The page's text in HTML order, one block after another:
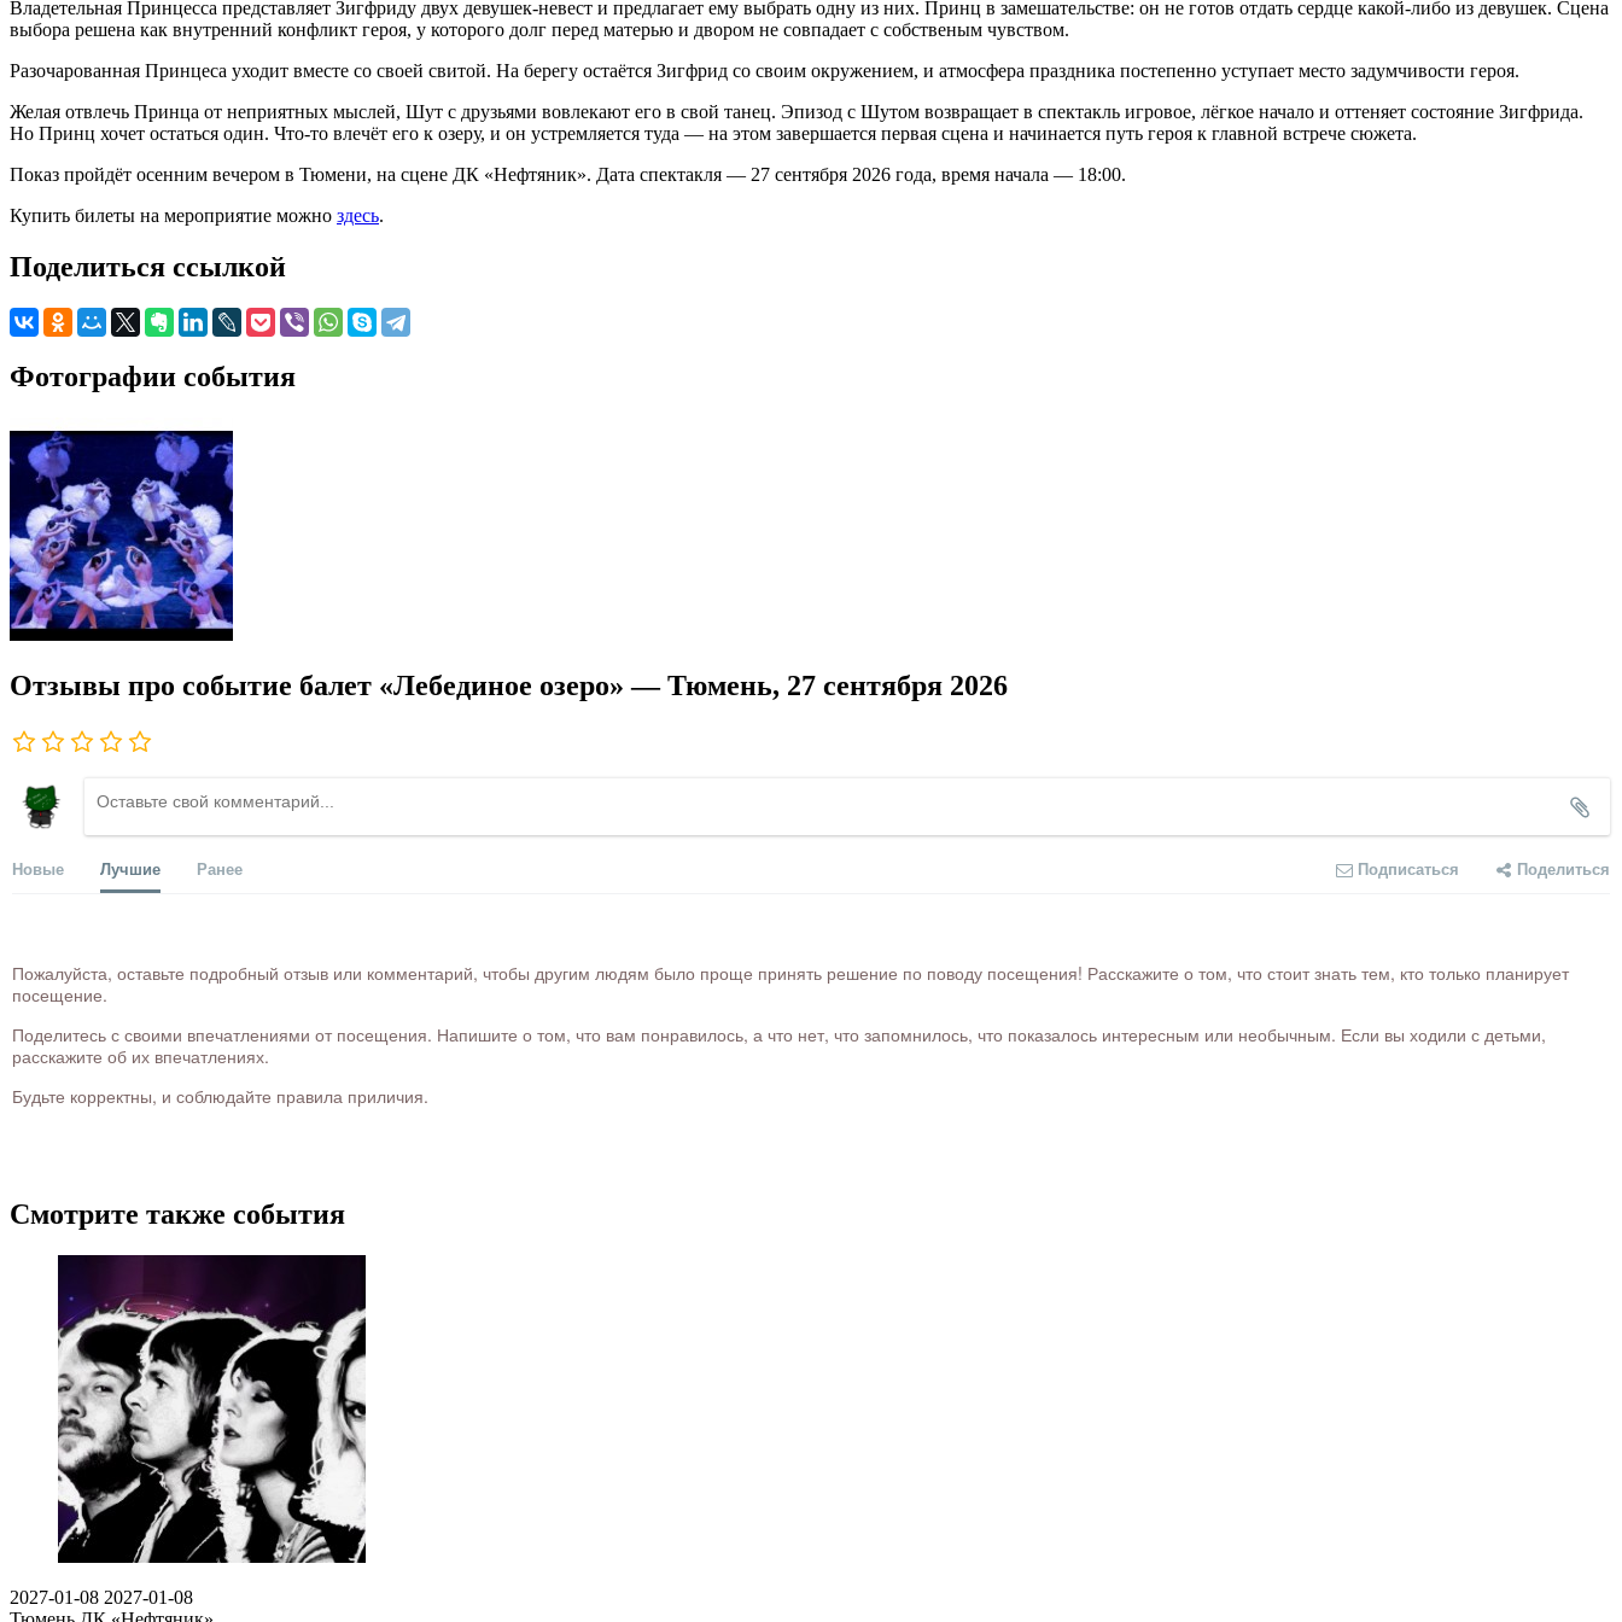
Владетельная Принцесса представляет Зигфриду двух девушек-невест и предлагает ему выбрать одну из них. Принц в замешательстве: он не готов отдать сердце какой-либо из девушек. Сцена
выбора решена как внутренний конфликт героя, у которого долг перед матерью и двором не совпадает с собственым чувством.
Разочарованная Принцеса уходит вместе со своей свитой. На берегу остаётся Зигфрид со своим окружением, и атмосфера праздника постепенно уступает место задумчивости героя.
Желая отвлечь Принца от неприятных мыслей, Шут с друзьями вовлекают его в свой танец. Эпизод с Шутом возвращает в спектакль игровое, лёгкое начало и оттеняет состояние Зигфрида.
Но Принц хочет остаться один. Что-то влечёт его к озеру, и он устремляется туда — на этом завершается первая сцена и начинается путь героя к главной встрече сюжета.
Показ пройдёт осенним вечером в Тюмени, на сцене ДК «Нефтяник». Дата спектакля — 27 сентября 2026 года, время начала — 18:00.
Купить билеты на мероприятие можно здесь.
Поделиться ссылкой
Фотографии события
Отзывы про событие балет «Лебединое озеро» — Тюмень, 27 сентября 2026
Новые Лучшие Ранее Подписаться Поделиться
Пожалуйста, оставьте подробный отзыв или комментарий, чтобы другим людям было проще принять решение по поводу посещения! Расскажите о том, что стоит знать тем, кто только планирует
посещение.
Поделитесь с своими впечатлениями от посещения. Напишите о том, что вам понравилось, а что нет, что запомнилось, что показалось интересным или необычным. Если вы ходили с детьми,
расскажите об их впечатлениях.
Будьте корректны, и соблюдайте правила приличия.
Смотрите также события
2027-01-08 2027-01-08